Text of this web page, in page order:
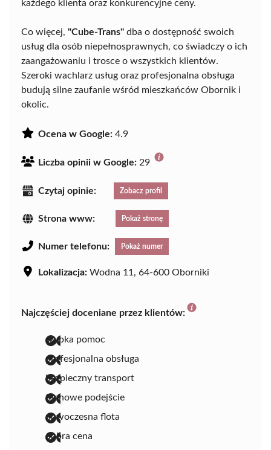
każdego klienta oraz konkurencyjne ceny.
Co więcej, "Cube-Trans" dba o dostępność swoich
usług dla osób niepełnosprawnych, co świadczy o ich
zaangażowaniu i trosce o wszystkich klientów.
Szeroki wachlarz usług oraz profesjonalna obsługa
budują silne zaufanie wśród mieszkańców Obornik i
okolic.
Ocena w Google: 4.9
Liczba opinii w Google: 29
Czytaj opinie: Zobacz profil
Strona www: Pokaż stronę
Numer telefonu: Pokaż numer
Lokalizacja: Wodna 11, 64-600 Oborniki
Najczęściej doceniane przez klientów:
szybka pomoc
profesjonalna obsługa
bezpieczny transport
fachowe podejście
nowoczesna flota
dobra cena